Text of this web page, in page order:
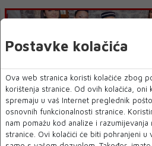
"DANI DIJASPORE TRAVNIK 2025"
Postavke kolačića
Ova web stranica koristi kolačiće zbog
korištenja stranice. Od ovih kolačića, oni
spremaju u vaš Internet preglednik
osnovnih funkcionalnosti stranice.
nam pomažu kod analize i razumijevanja
stranice. Ovi kolačići će biti pohranjeni